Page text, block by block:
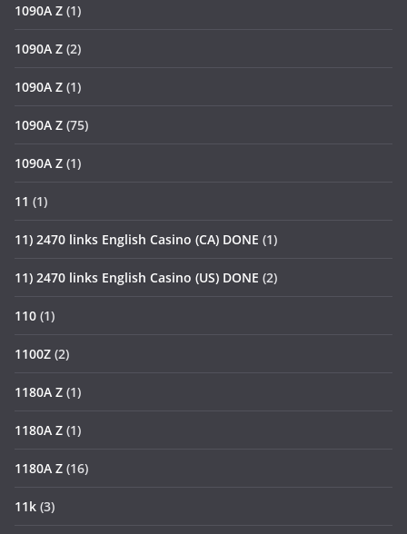
1090A Z (1)
1090A Z (2)
1090A Z (1)
1090A Z (75)
1090A Z (1)
11 (1)
11) 2470 links English Casino (CA) DONE (1)
11) 2470 links English Casino (US) DONE (2)
110 (1)
1100Z (2)
1180A Z (1)
1180A Z (1)
1180A Z (16)
11k (3)